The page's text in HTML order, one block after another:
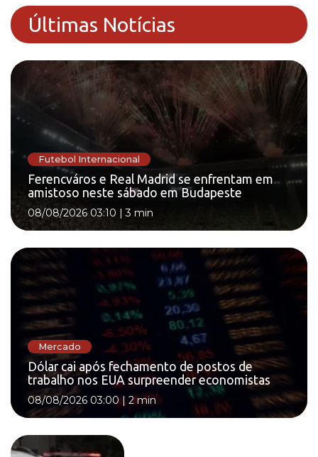
Últimas Notícias
Futebol Internacional
Ferencváros e Real Madrid se enfrentam em
amistoso neste sábado em Budapeste
08/08/2026 03:10 |3 min
Mercado
Dólar cai após fechamento de postos de
trabalho nos EUA surpreender economistas
08/08/2026 03:00|2 min